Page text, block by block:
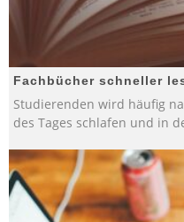
Fachbücher schneller
Studierenden wird häufig
des Tages schlafen und in